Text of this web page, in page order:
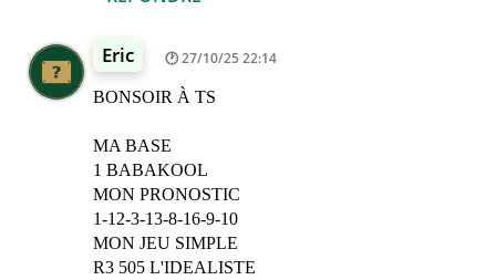
Eric 27/10/25 22:14
BONSOIR À TS
MA BASE
1 BABAKOOL
MON PRONOSTIC
1-12-3-13-8-16-9-10
MON JEU SIMPLE
R3 505 L'IDEALISTE